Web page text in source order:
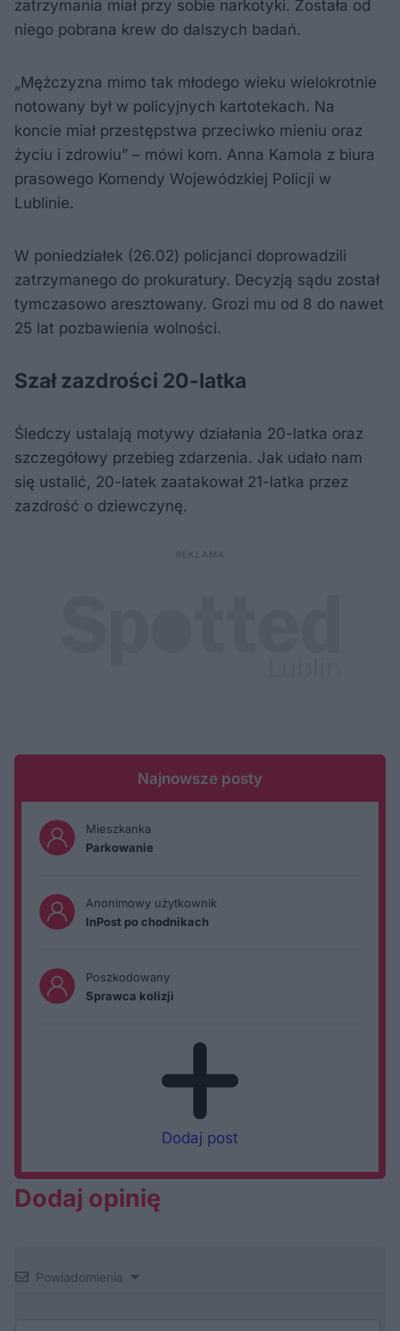
zatrzymania miał przy sobie narkotyki. Została od
niego pobrana krew do dalszych badań.
„Mężczyzna mimo tak młodego wieku wielokrotnie
notowany był w policyjnych kartotekach. Na
koncie miał przestępstwa przeciwko mieniu oraz
życiu i zdrowiu” – mówi kom. Anna Kamola z biura
prasowego Komendy Wojewódzkiej Policji w
Lublinie.
W poniedziałek (26.02) policjanci doprowadzili
zatrzymanego do prokuratury. Decyzją sądu został
tymczasowo aresztowany. Grozi mu od 8 do nawet
25 lat pozbawienia wolności.
Szał zazdrości 20-latka
Śledczy ustalają motywy działania 20-latka oraz
szczegółowy przebieg zdarzenia. Jak udało nam
się ustalić, 20-latek zaatakował 21-latka przez
zazdrość o dziewczynę.
Najnowsze posty
Mieszkanka
Parkowanie
Anonimowy użytkownik
InPost po chodnikach
Poszkodowany
Sprawca kolizji
Dodaj post
Dodaj opinię
Powiadomienia